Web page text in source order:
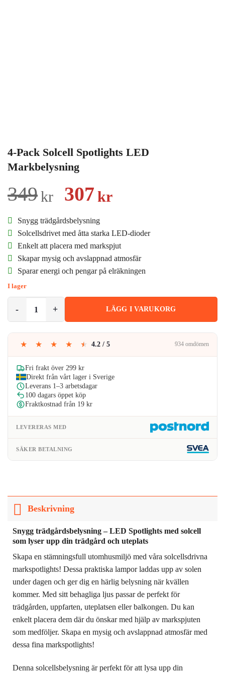
4-Pack Solcell Spotlights LED
Markbelysning
349kr
Det
ursprungliga
priset
var:
349kr.
307 krDet
priset
är:
307kr.
Snygg trädgårdsbelysning
Solcellsdrivet med åtta starka LED-dioder
Enkelt att placera med markspjut
Skapar mysig och avslappnad atmosfär
Sparar energi och pengar på elräkningen
I lager
LÄGG I VARUKORG
★ ★ ★ ★ ★ 4.2 / 5 934 omdömen
Fri frakt över 299 kr
Direkt från vårt lager i Sverige
Leverans 1–3 arbetsdagar
100 dagars öppet köp
Fraktkostnad från 19 kr
LEVERERAS MED
SÄKER BETALNING
Beskrivning
Snygg trädgårdsbelysning – LED Spotlights med solcell
som lyser upp din trädgård och uteplats
Skapa en stämningsfull utomhusmiljö med våra solcellsdrivna
markspotlights! Dessa praktiska lampor laddas upp av solen
under dagen och ger dig en härlig belysning när kvällen
kommer. Med sitt behagliga ljus passar de perfekt för
trädgården, uppfarten, uteplatsen eller balkongen. Du kan
enkelt placera dem där du önskar med hjälp av markspjuten
som medföljer. Skapa en mysig och avslappnad atmosfär med
dessa fina markspotlights!
Denna solcellsbelysning är perfekt för att lysa upp din